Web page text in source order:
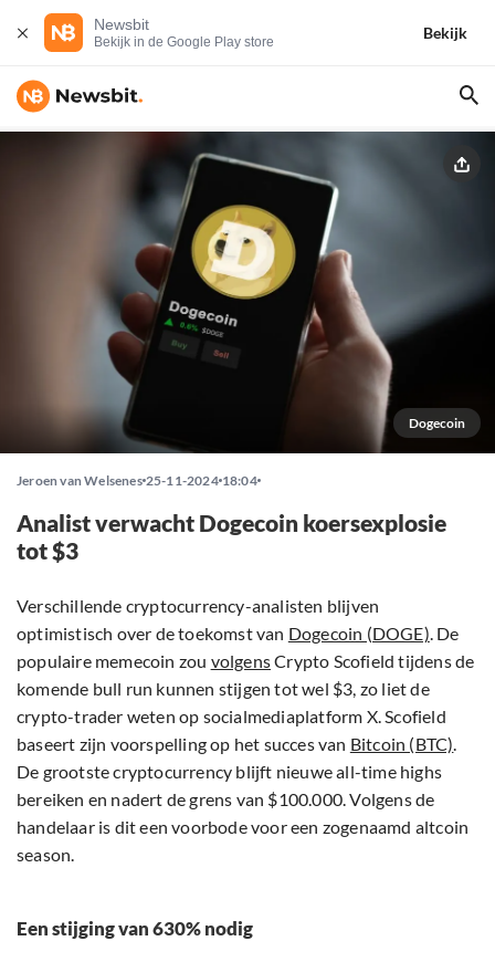
Newsbit
Bekijk in de Google Play store
Bekijk
Dogecoin
Jeroen van Welsenes 25-11-2024 18:04
Analist verwacht Dogecoin koersexplosie
tot $3
Verschillende cryptocurrency-analisten blijven
optimistisch over de toekomst van Dogecoin (DOGE). De
populaire memecoin zou volgensCrypto Scofield tijdens de
komende bull run kunnen stijgen tot wel $3, zo liet de
crypto-trader weten op socialmediaplatform X. Scofield
baseert zijn voorspelling op het succes van Bitcoin (BTC).
De grootste cryptocurrency blijft nieuwe all-time highs
bereiken en nadert de grens van $100.000. Volgens de
handelaar is dit een voorbode voor een zogenaamd altcoin
season.
Een stijging van 630% nodig